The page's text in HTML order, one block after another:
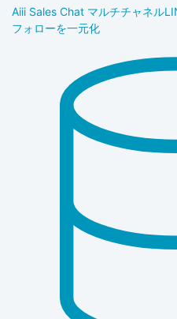
Aiii Sales Chat マルチチャネル
フォローを一元化